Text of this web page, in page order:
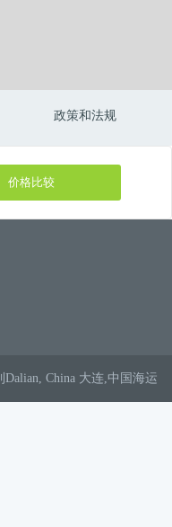
政策和法规
价格比较
Dalian, China 大连,中国海运